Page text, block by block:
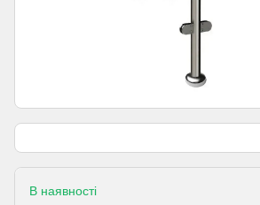
В наявності